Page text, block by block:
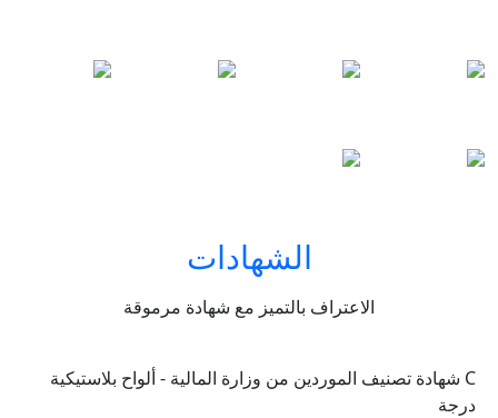
الشهادات
الاعتراف بالتميز مع شهادة مرموقة
C شهادة تصنيف الموردين من وزارة المالية - ألواح بلاستيكية
درجة